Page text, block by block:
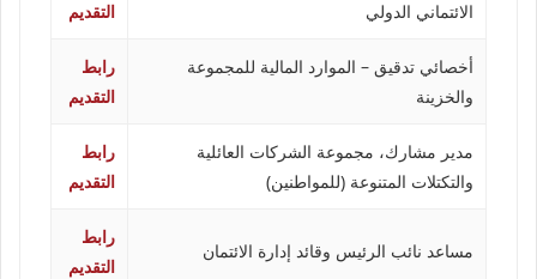
الائتماني الدولي
التقديم
أخصائي تدقيق – الموارد المالية للمجموعة
والخزينة
رابط
التقديم
مدير مشارك، مجموعة الشركات العائلية
والتكتلات المتنوعة (للمواطنين)
رابط
التقديم
مساعد نائب الرئيس وقائد إدارة الائتمان
رابط
التقديم